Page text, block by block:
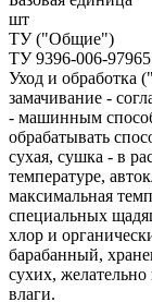
шт
ТУ ("Общие")
ТУ 9396-006-
Уход и обработка
замачивание -
- машинным
обрабатывать
сухая, сушка - в
температуре,
максимальная
специальных
хлор и
барабанный,
сухих,
влаги.